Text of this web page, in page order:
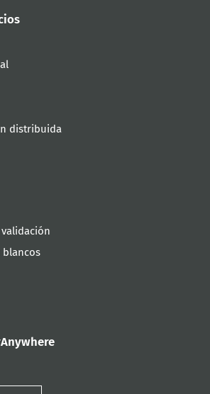
distribuida
blancos